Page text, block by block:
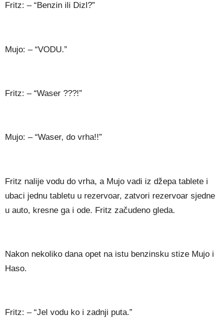
Fritz: – “Benzin ili Dizl?”
Mujo: – “VODU.”
Fritz: – “Waser ???!”
Mujo: – “Waser, do vrha!!”
Fritz nalije vodu do vrha, a Mujo vadi iz džepa tablete i
ubaci jednu tabletu u rezervoar, zatvori rezervoar sjedne
u auto, kresne ga i ode. Fritz začudeno gleda.
Nakon nekoliko dana opet na istu benzinsku stize Mujo i
Haso.
Fritz: – “Jel vodu ko i zadnji puta.”